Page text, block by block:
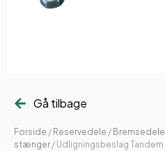
Gå tilbage
Forside / Reservedele / Bremsedele
stænger / Udligningsbeslag Tandem